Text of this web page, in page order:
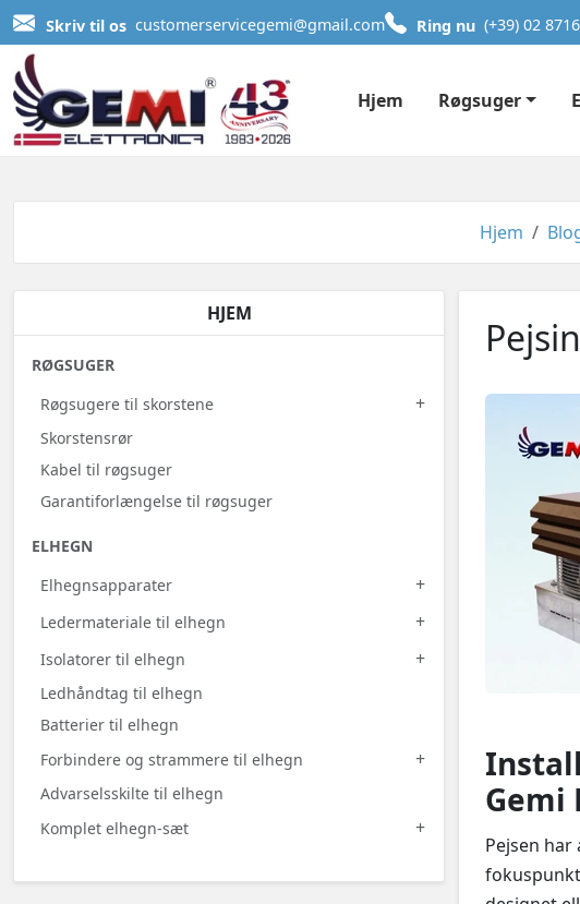
Skriv til os customerservicegemi@gmail.com Ring nu (+39) 02
Hjem Røgsuger
Hjem
HJEM
RØGSUGER
Røgsugere til skorstene
+
Skorstensrør
Kabel til røgsuger
Garantiforlængelse til røgsuger
ELHEGN
Elhegnsapparater
+
Ledermateriale til elhegn +
Isolatorer til elhegn +
Ledhåndtag til elhegn
Batterier til elhegn
Forbindere og strammere til elhegn
+
Advarselsskilte til elhegn
Komplet elhegn-sæt
+
Gemi
Pejsen